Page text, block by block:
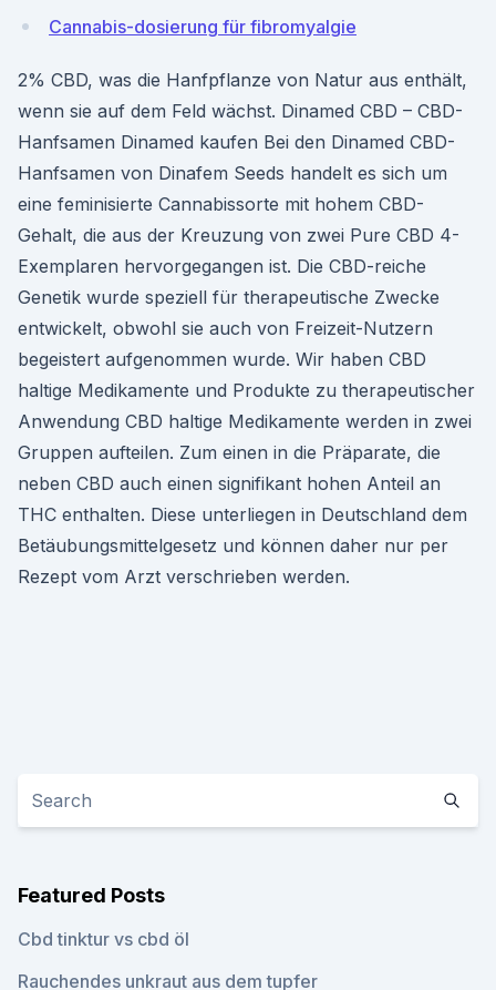
Cannabis-dosierung für fibromyalgie
2% CBD, was die Hanfpflanze von Natur aus enthält,
wenn sie auf dem Feld wächst. Dinamed CBD – CBD-
Hanfsamen Dinamed kaufen Bei den Dinamed CBD-
Hanfsamen von Dinafem Seeds handelt es sich um
eine feminisierte Cannabissorte mit hohem CBD-
Gehalt, die aus der Kreuzung von zwei Pure CBD 4-
Exemplaren hervorgegangen ist. Die CBD-reiche
Genetik wurde speziell für therapeutische Zwecke
entwickelt, obwohl sie auch von Freizeit-Nutzern
begeistert aufgenommen wurde. Wir haben CBD
haltige Medikamente und Produkte zu therapeutischer
Anwendung CBD haltige Medikamente werden in zwei
Gruppen aufteilen. Zum einen in die Präparate, die
neben CBD auch einen signifikant hohen Anteil an
THC enthalten. Diese unterliegen in Deutschland dem
Betäubungsmittelgesetz und können daher nur per
Rezept vom Arzt verschrieben werden.
Featured Posts
Cbd tinktur vs cbd öl
Rauchendes unkraut aus dem tupfer